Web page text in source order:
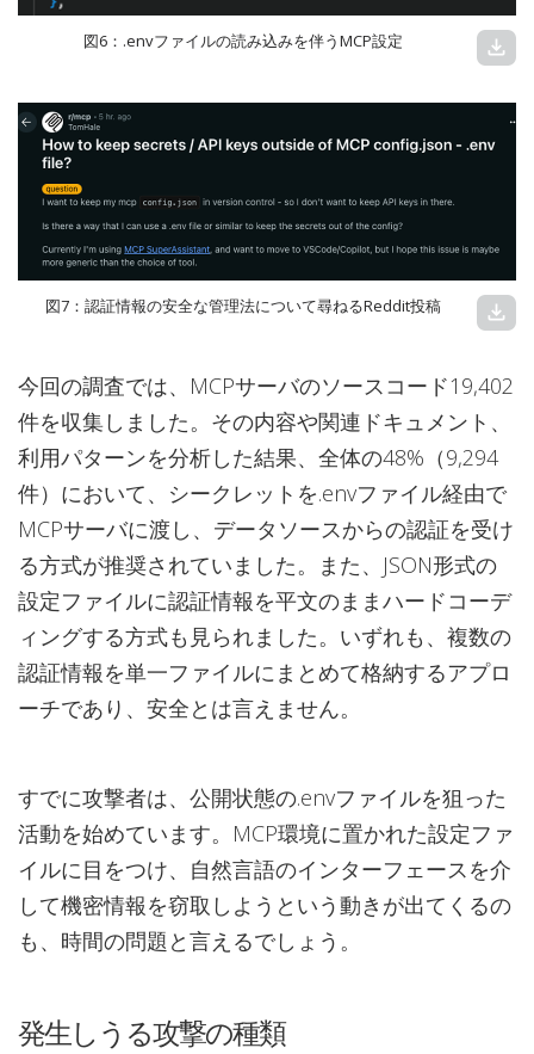
図6：.envファイルの読み込みを伴うMCP設定 download
図7：認証情報の安全な管理法について尋ねるReddit投稿 download
今回の調査では、MCPサーバのソースコード19,402
件を収集しました。その内容や関連ドキュメント、
利用パターンを分析した結果、全体の48%（9,294
件）において、シークレットを.envファイル経由で
MCPサーバに渡し、データソースからの認証を受け
る方式が推奨されていました。また、JSON形式の
設定ファイルに認証情報を平文のままハードコーデ
ィングする方式も見られました。いずれも、複数の
認証情報を単一ファイルにまとめて格納するアプロ
ーチであり、安全とは言えません。
すでに攻撃者は、公開状態の.envファイルを狙った
活動を始めています。MCP環境に置かれた設定ファ
イルに目をつけ、自然言語のインターフェースを介
して機密情報を窃取しようという動きが出てくるの
も、時間の問題と言えるでしょう。
発生しうる攻撃の種類